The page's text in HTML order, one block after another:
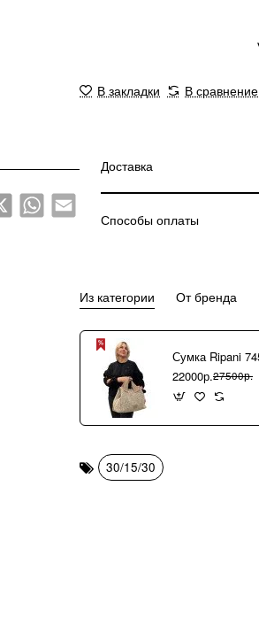
X WhatsAppEmail
В закладки В сравнение
Доставка
Способы оплаты
Из категории От бренда
22000р.27500р.
30/15/30